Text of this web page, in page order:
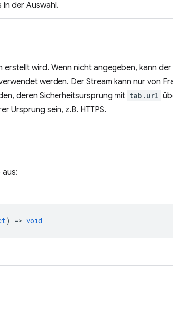
in der Auswahl.
erstellt wird. Wenn nicht angegeben, kann
werden. Der Stream kann nur von
deren Sicherheitsursprung mit tab.url
Ursprung sein, z.B. HTTPS.
aus:
) => void